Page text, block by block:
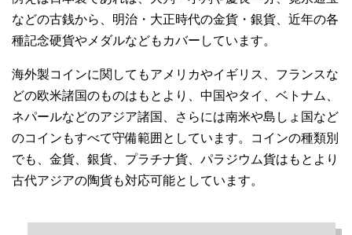
などの古銭から、明治・大正時代の金貨・銀貨、近年の各
種記念硬貨やメダルなどもカバーしています。
海外製コインに関してもアメリカやイギリス、フランスな
どの欧米諸国のものはもとより、中国やタイ、ベトナム、
ネパールなどのアジア諸国、さらには南米や島しょ国など
のコインもすべて守備範囲としています。コインの種類別
でも、金貨、銀貨、プラチナ貨、パラジウム貨はもとより
古代アジアの陶貨も対応可能としています。